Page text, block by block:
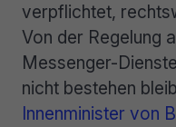
verpflichtet,
Von der Regelung
Messenger-
nicht bestehen
Innenminister von